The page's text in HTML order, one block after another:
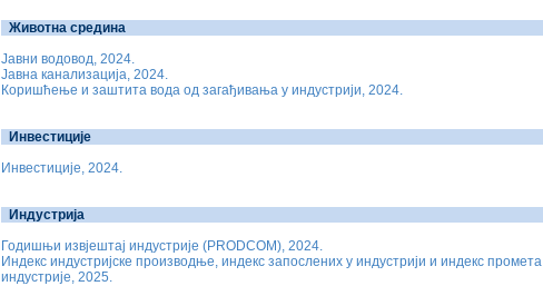
Животна средина
Јавни водовод, 2024.
Јавна канализација, 2024.
Коришћење и заштита вода од загађивања у индустрији, 2024.
Инвестиције
Инвестиције, 2024.
Индустрија
Годишњи извјештај индустрије (PRODCOM), 2024.
Индекс индустријске производње, индекс запослених у индустрији и индекс промета
индустрије, 2025.